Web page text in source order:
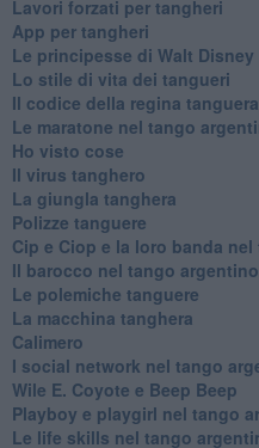
Lavori forzati per tangheri
App per tangheri
Le principesse di Walt
Lo stile di vita dei tangueri
Il codice della regina tanguera
Le maratone nel tango
Ho visto cose
Il virus tanghero
La giungla tanghera
Polizze tanguere
Cip e Ciop e la loro banda
Il barocco nel tango argentino
Le polemiche tanguere
La macchina tanghera
Calimero
​I social network nel tango
Wile E. Coyote e Beep Beep
Playboy e playgirl nel tango
Le life skills nel tango